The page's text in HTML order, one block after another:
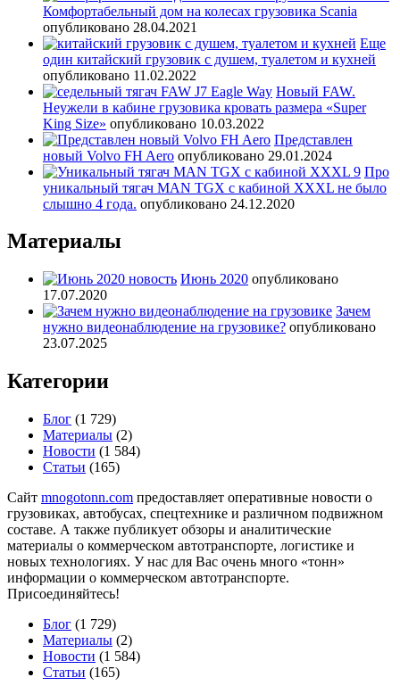
Комфортабельный дом на колесах грузовика Scania
опубликовано 28.04.2021
Еще
один китайский грузовик с душем, туалетом и кухней
опубликовано 11.02.2022
Новый FAW.
Неужели в кабине грузовика кровать размера «Super
King Size» опубликовано 10.03.2022
Представлен
новый Volvo FH Aero опубликовано 29.01.2024
Про
уникальный тягач MAN TGX с кабиной XXXL не было
слышно 4 года. опубликовано 24.12.2020
Материалы
Июнь 2020 опубликовано
17.07.2020
Зачем
нужно видеонаблюдение на грузовике? опубликовано
23.07.2025
Категории
Блог (1 729)
Материалы (2)
Новости (1 584)
Статьи (165)
Сайт mnogotonn.com предоставляет оперативные новости о
грузовиках, автобусах, спецтехнике и различном подвижном
составе. А также публикует обзоры и аналитические
материалы о коммерческом автотранспорте, логистике и
новых технологиях. У нас для Вас очень много «тонн»
информации о коммерческом автотранспорте.
Присоединяйтесь!
Блог (1 729)
Материалы (2)
Новости (1 584)
Статьи (165)